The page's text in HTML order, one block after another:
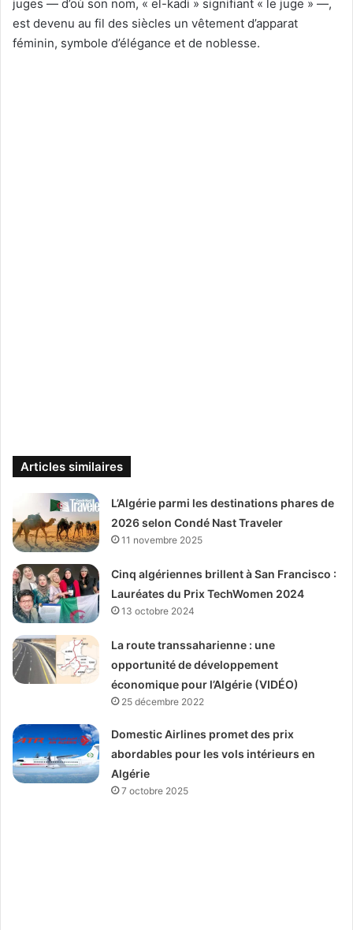
juges — d’où son nom, « el-kadi » signifiant « le juge » —,
est devenu au fil des siècles un vêtement d’apparat
féminin, symbole d’élégance et de noblesse.
Articles similaires
L’Algérie parmi les destinations phares de
2026 selon Condé Nast Traveler
11 novembre 2025
Cinq algériennes brillent à San Francisco :
Lauréates du Prix TechWomen 2024
13 octobre 2024
La route transsaharienne : une
opportunité de développement
économique pour l’Algérie (VIDÉO)
25 décembre 2022
Domestic Airlines promet des prix
abordables pour les vols intérieurs en
Algérie
7 octobre 2025